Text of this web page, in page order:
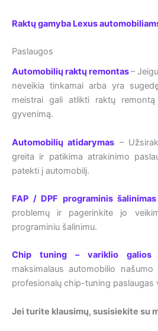
Raktų gamyba Lexus
Paslaugos
Automobilių raktų remontas–
neveikia tinkamai arba yra
meistrai gali atlikti raktų
gyvenimą.
Automobilių atidarymas –
greita ir patikima atrakinimo
patekti į automobilį.
FAP / DPF programinis šalinimas
problemų ir pagerinkite jo
programiniu šalinimu.
Chip tuning – variklio galios
maksimalaus automobilio
profesionalų chip-tuning paslaugas
Jei turite klausimų, susisiekite su